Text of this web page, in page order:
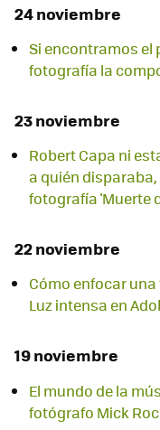
24 noviembre
Si encontramos el
fotografía la
23 noviembre
Robert Capa ni
a quién
fotografía 'Muerte
22 noviembre
Cómo enfocar
Luz intensa en
19 noviembre
El mundo de la
fotógrafo Mick